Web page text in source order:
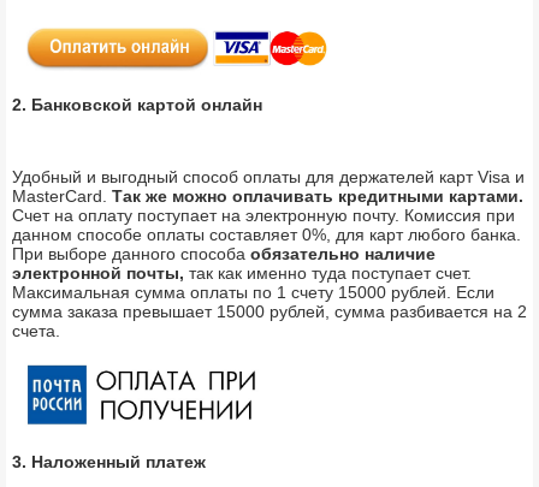
2. Банковской картой онлайн
Удобный и выгодный способ оплаты для держателей карт Visa и
MasterCard. Так же можно оплачивать кредитными картами.
Счет на оплату поступает на электронную почту. Комиссия при
данном способе оплаты составляет 0%, для карт любого банка.
При выборе данного способа обязательно наличие
электронной почты, так как именно туда поступает счет.
Максимальная сумма оплаты по 1 счету 15000 рублей. Если
сумма заказа превышает 15000 рублей, сумма разбивается на 2
счета.
3. Наложенный платеж